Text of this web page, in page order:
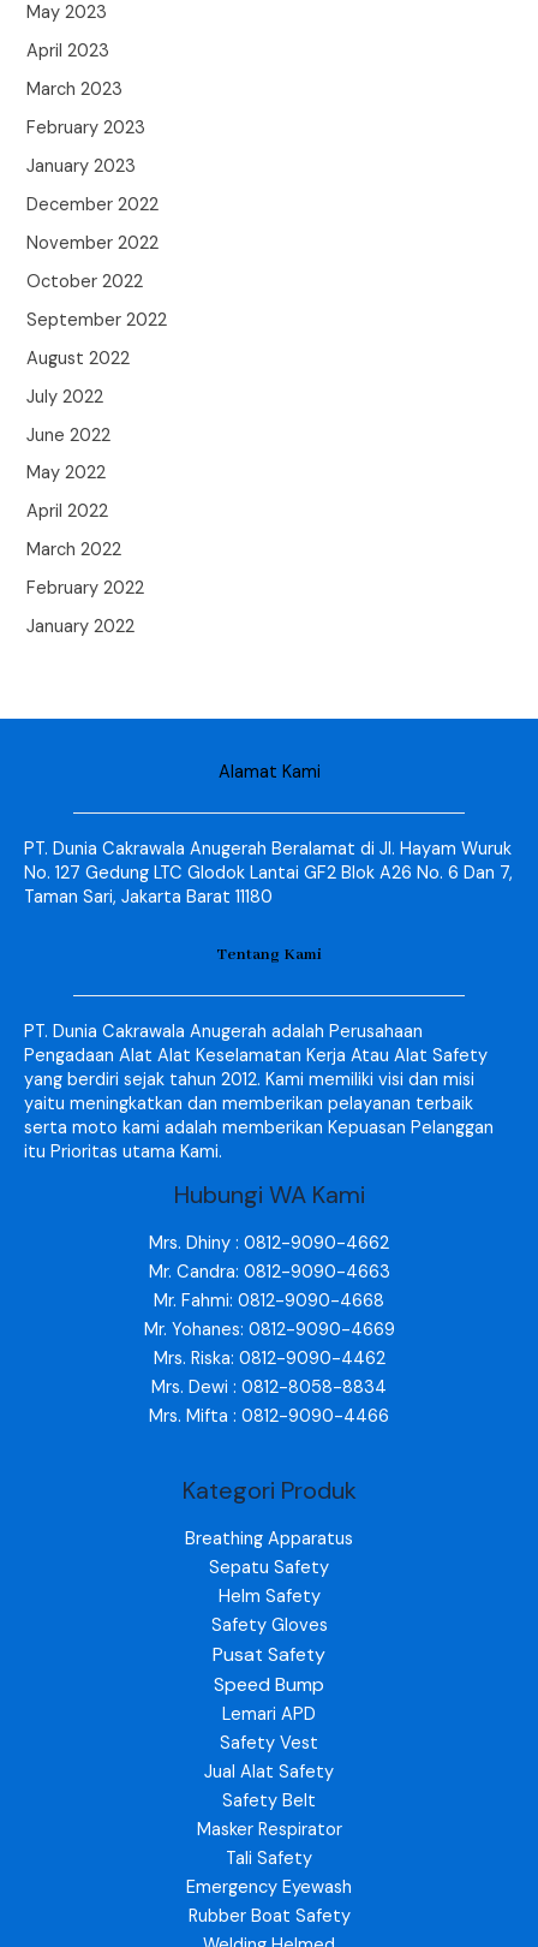
May 2023
April 2023
March 2023
February 2023
January 2023
December 2022
November 2022
October 2022
September 2022
August 2022
July 2022
June 2022
May 2022
April 2022
March 2022
February 2022
January 2022
Alamat Kami
PT. Dunia Cakrawala Anugerah Beralamat di Jl. Hayam Wuruk
No. 127 Gedung LTC Glodok Lantai GF2 Blok A26 No. 6 Dan 7,
Taman Sari, Jakarta Barat 11180
Tentang Kami
PT. Dunia Cakrawala Anugerah adalah Perusahaan
Pengadaan Alat Alat Keselamatan Kerja Atau Alat Safety
yang berdiri sejak tahun 2012. Kami memiliki visi dan misi
yaitu meningkatkan dan memberikan pelayanan terbaik
serta moto kami adalah memberikan Kepuasan Pelanggan
itu Prioritas utama Kami.
Hubungi WA Kami
Mrs. Dhiny : 0812-9090-4662
Mr. Candra: 0812-9090-4663
Mr. Fahmi: 0812-9090-4668
Mr. Yohanes: 0812-9090-4669
Mrs. Riska: 0812-9090-4462
Mrs. Dewi : 0812-8058-8834
Mrs. Mifta : 0812-9090-4466
Kategori Produk
Breathing Apparatus
Sepatu Safety
Helm Safety
Safety Gloves
Pusat Safety
Speed Bump
Lemari APD
Safety Vest
Jual Alat Safety
Safety Belt
Masker Respirator
Tali Safety
Emergency Eyewash
Rubber Boat Safety